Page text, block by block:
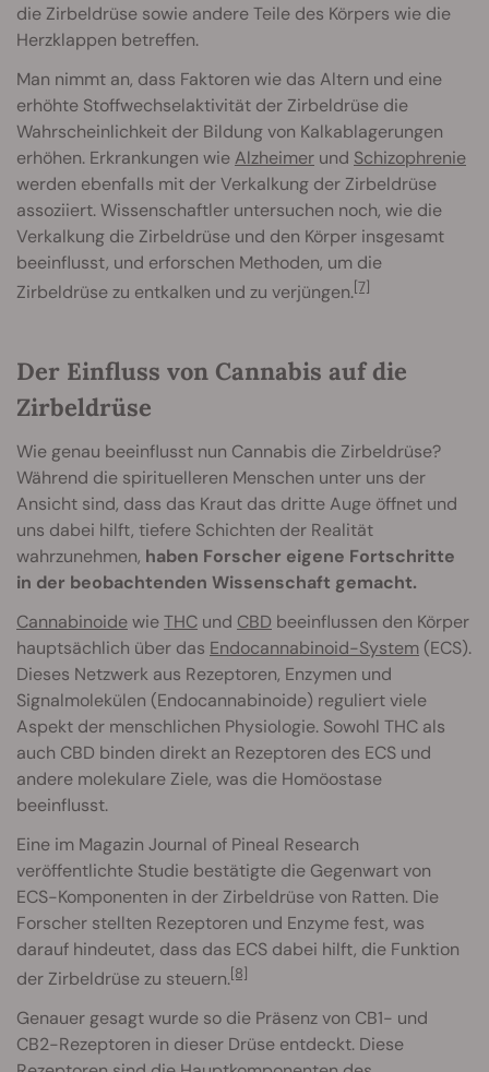
die Zirbeldrüse sowie andere Teile des Körpers wie die
Herzklappen betreffen.
Man nimmt an, dass Faktoren wie das Altern und eine
erhöhte Stoffwechselaktivität der Zirbeldrüse die
Wahrscheinlichkeit der Bildung von Kalkablagerungen
erhöhen. Erkrankungen wieAlzheimer und Schizophrenie
werden ebenfalls mit der Verkalkung der Zirbeldrüse
assoziiert. Wissenschaftler untersuchen noch, wie die
Verkalkung die Zirbeldrüse und den Körper insgesamt
beeinflusst, und erforschen Methoden, um die
Zirbeldrüse zu entkalken und zu verjüngen.[7]
Der Einfluss von Cannabis auf die
Zirbeldrüse
Wie genau beeinflusst nun Cannabis die Zirbeldrüse?
Während die spirituelleren Menschen unter uns der
Ansicht sind, dass das Kraut das dritte Auge öffnet und
uns dabei hilft, tiefere Schichten der Realität
wahrzunehmen, haben Forscher eigene Fortschritte
in der beobachtenden Wissenschaft gemacht.
CannabinoidewieTHC und CBD beeinflussen den Körper
hauptsächlich über das Endocannabinoid-System (ECS).
Dieses Netzwerk aus Rezeptoren, Enzymen und
Signalmolekülen (Endocannabinoide) reguliert viele
Aspekt der menschlichen Physiologie. Sowohl THC als
auch CBD binden direkt an Rezeptoren des ECS und
andere molekulare Ziele, was die Homöostase
beeinflusst.
Eine im Magazin Journal of Pineal Research
veröffentlichte Studie bestätigte die Gegenwart von
ECS-Komponenten in der Zirbeldrüse von Ratten. Die
Forscher stellten Rezeptoren und Enzyme fest, was
darauf hindeutet, dass das ECS dabei hilft, die Funktion
der Zirbeldrüse zu steuern.[8]
Genauer gesagt wurde so die Präsenz von CB1- und
CB2-Rezeptoren in dieser Drüse entdeckt. Diese